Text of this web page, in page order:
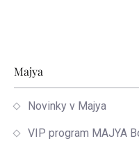
Zápätie
Majya
Novinky v Majya
VIP program MAJYA